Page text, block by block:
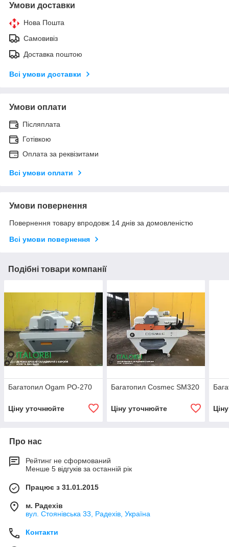
Умови доставки
Нова Пошта
Самовивіз
Доставка поштою
Всі умови доставки
Умови оплати
Післяплата
Готівкою
Оплата за реквізитами
Всі умови оплати
Умови повернення
Повернення товару впродовж 14 днів за домовленістю
Всі умови повернення
Подібні товари компанії
Багатопил Ogam PO-270
Ціну уточнюйте
Багатопил Cosmec SM320
Ціну уточнюйте
Про нас
Рейтинг не сформований
Менше 5 відгуків за останній рік
Працює з 31.01.2015
м. Радехів
вул. Стоянівська 33, Радехів, Україна
Контакти